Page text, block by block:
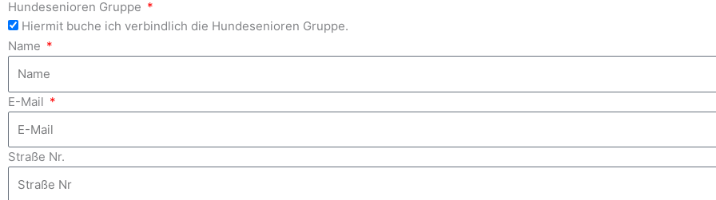
Hundesenioren Gruppe
Hiermit buche ich verbindlich die Hundesenioren Gruppe.
Name
E-Mail
Straße Nr.